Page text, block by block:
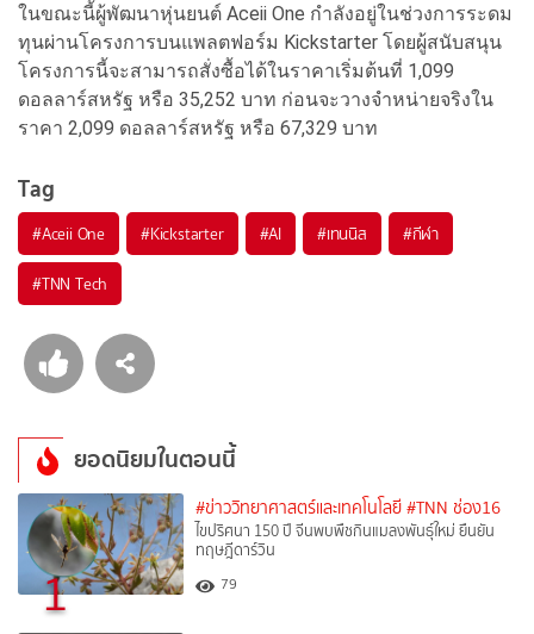
ในขณะนี้ผู้พัฒนาหุ่นยนต์ Aceii One กำลังอยู่ในช่วงการระดม
ทุนผ่านโครงการบนแพลตฟอร์ม Kickstarter โดยผู้สนับสนุน
โครงการนี้จะสามารถสั่งซื้อได้ในราคาเริ่มต้นที่ 1,099
ดอลลาร์สหรัฐ หรือ 35,252 บาท ก่อนจะวางจำหน่ายจริงใน
ราคา 2,099 ดอลลาร์สหรัฐ หรือ 67,329 บาท
Tag
#Aceii One #Kickstarter #AI #เทนนิส #กีฬา
#TNN Tech
ยอดนิยมในตอนนี้
1
#ข่าววิทยาศาสตร์และเทคโนโลยี #TNN ช่อง16
ไขปริศนา 150 ปี จีนพบพืชกินแมลงพันธุ์ใหม่ ยืนยัน
ทฤษฎีดาร์วิน
79